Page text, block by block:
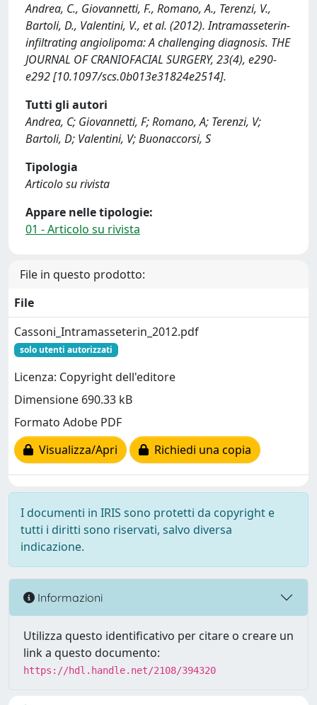
Andrea, C., Giovannetti, F., Romano, A., Terenzi, V.,
Bartoli, D., Valentini, V., et al. (2012). Intramasseterin-
infiltrating angiolipoma: A challenging diagnosis. THE
JOURNAL OF CRANIOFACIAL SURGERY, 23(4), e290-
e292 [10.1097/scs.0b013e31824e2514].
Tutti gli autori
Andrea, C; Giovannetti, F; Romano, A; Terenzi, V;
Bartoli, D; Valentini, V; Buonaccorsi, S
Tipologia
Articolo su rivista
Appare nelle tipologie:
01 - Articolo su rivista
File in questo prodotto:
File
Cassoni_Intramasseterin_2012.pdf
solo utenti autorizzati
Licenza: Copyright dell'editore
Dimensione 690.33 kB
Formato Adobe PDF
Visualizza/Apri
Richiedi una copia
I documenti in IRIS sono protetti da copyright e
tutti i diritti sono riservati, salvo diversa
indicazione.
Informazioni
Utilizza questo identificativo per citare o creare un
link a questo documento:
https://hdl.handle.net/2108/394320